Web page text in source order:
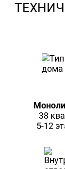
38
5-12